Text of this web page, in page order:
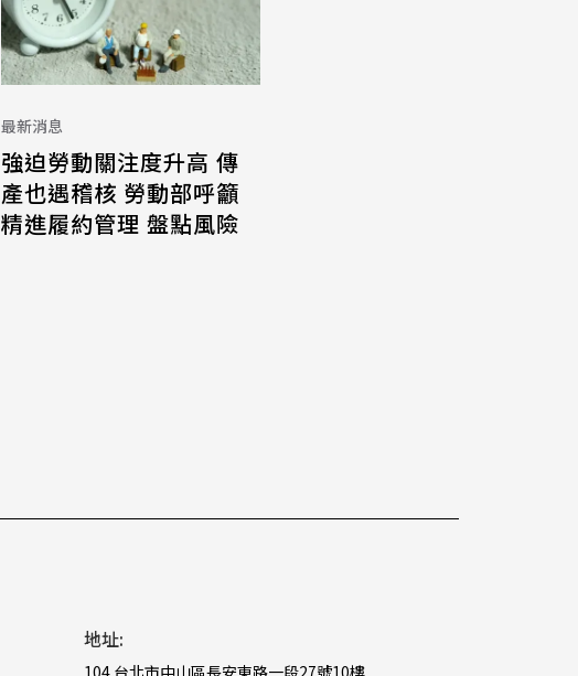
最新消息
強迫勞動關注度升高 傳
產也遇稽核 勞動部呼籲
精進履約管理 盤點風險
地址: